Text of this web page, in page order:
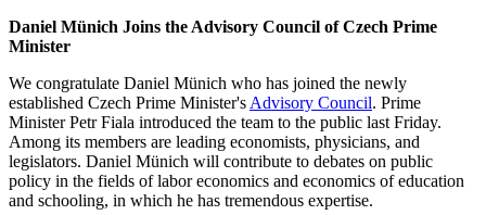
Daniel Münich Joins the Advisory Council of Czech Prime
Minister
We congratulate Daniel Münich who has joined the newly
established Czech Prime Minister's Advisory Council. Prime
Minister Petr Fiala introduced the team to the public last Friday.
Among its members are leading economists, physicians, and
legislators. Daniel Münich will contribute to debates on public
policy in the fields of labor economics and economics of education
and schooling, in which he has tremendous expertise.